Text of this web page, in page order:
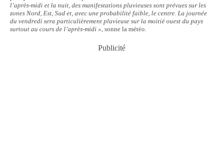
l’après-midi et la nuit, des manifestations pluvieuses sont prévues sur les
zones Nord, Est, Sud et, avec une probabilité faible, le centre. La journée
du vendredi sera particulièrement pluvieuse sur la moitié ouest du pays
surtout au cours de l’après-midi », sonne la météo.
Publicité